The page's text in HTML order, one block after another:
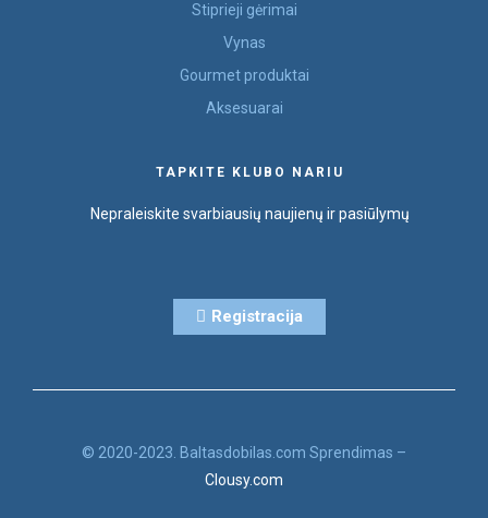
Stiprieji gėrimai
Vynas
Gourmet produktai
Aksesuarai
TAPKITE KLUBO NARIU
Nepraleiskite svarbiausių naujienų ir pasiūlymų
Registracija
© 2020-2023. Baltasdobilas.com Sprendimas –
Clousy.com